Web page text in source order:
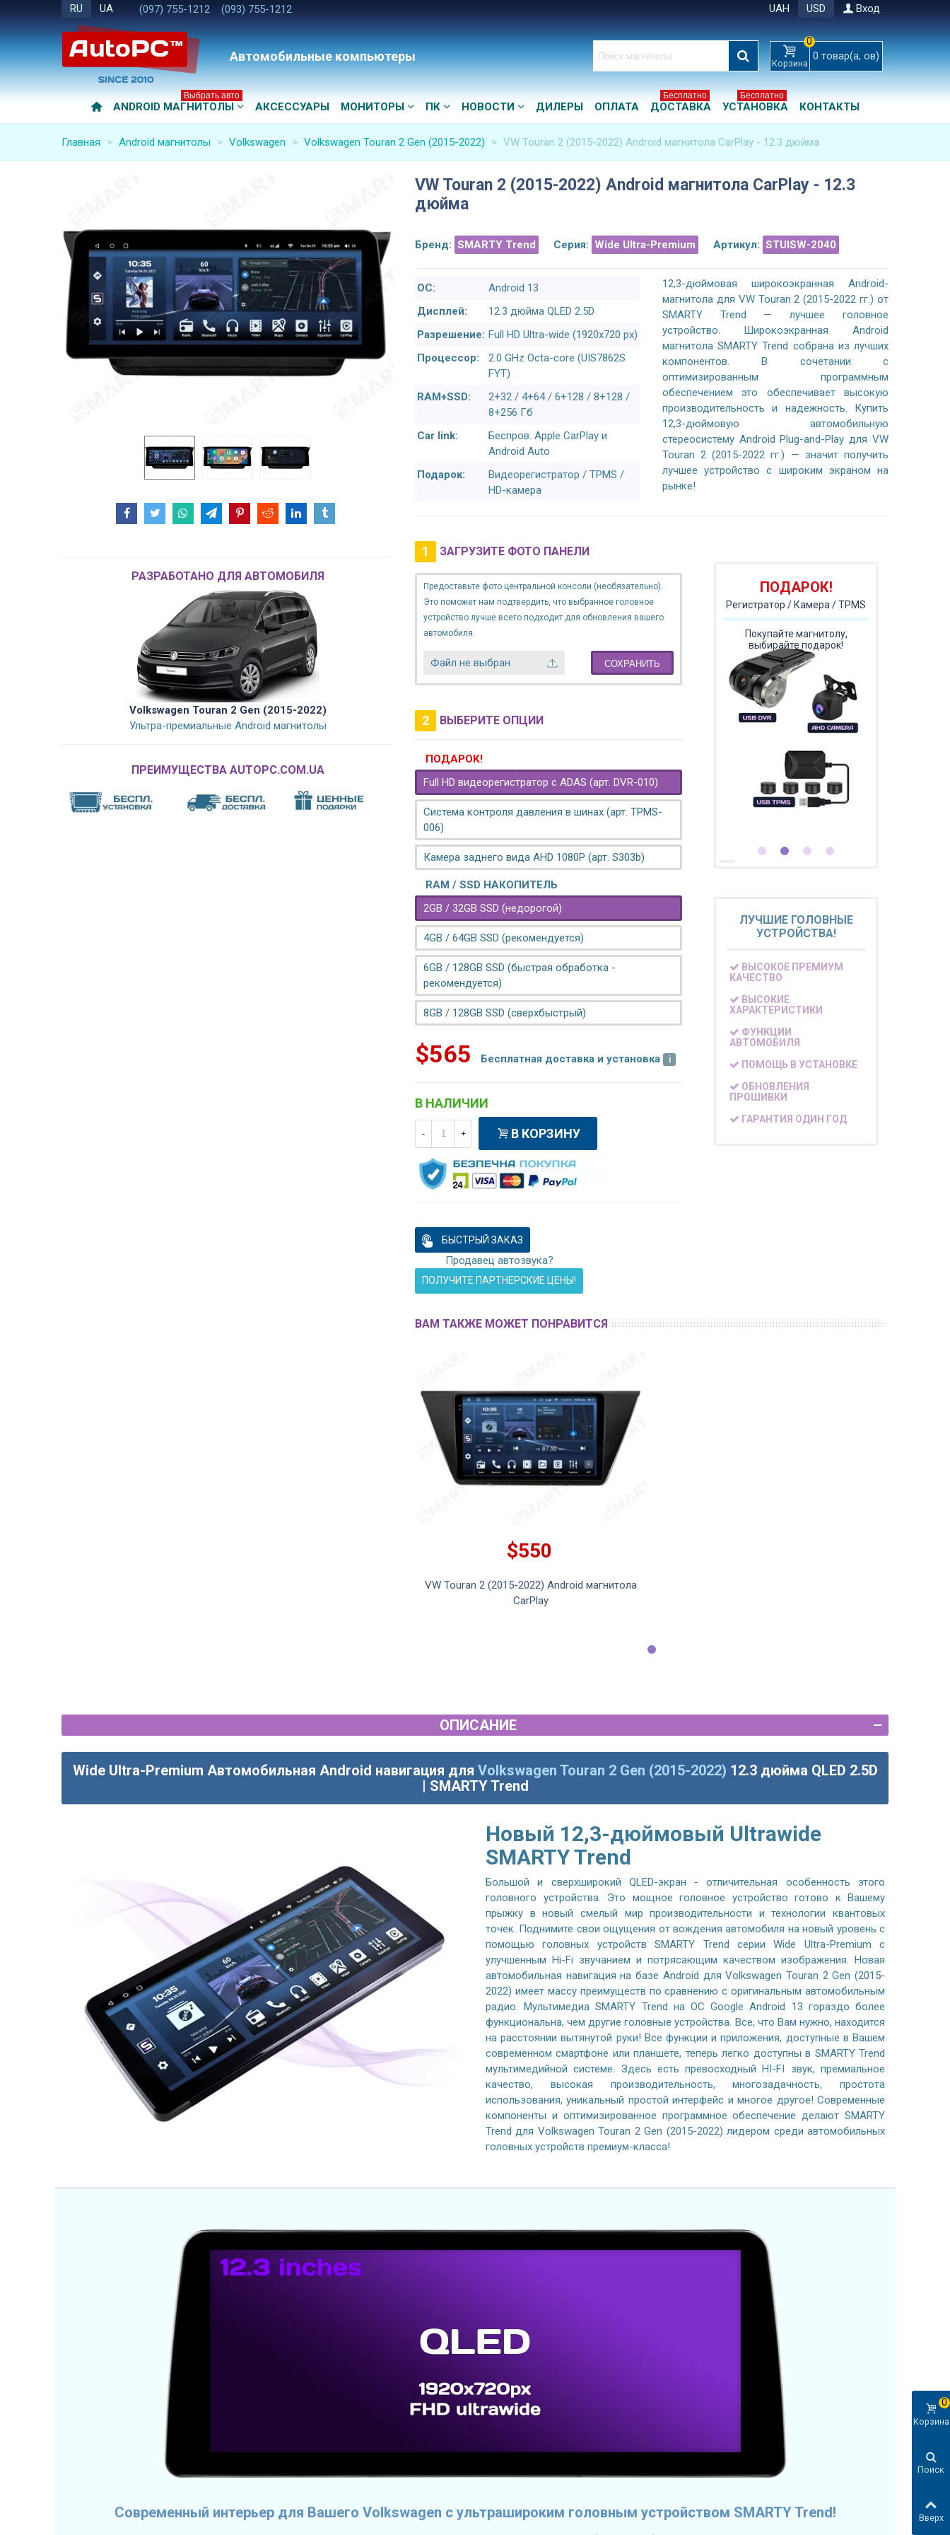
RU UA (097) 755-1212 (093) 755-1212 UAH USD Вход
Автомобильные компьютеры Корзина
0
0 товар(а, ов)
ANDROID МАГНИТОЛЫ
Выбрать авто
АКСЕССУАРЫ МОНИТОРЫ ПК НОВОСТИ ДИЛЕРЫ ОПЛАТА ДОСТАВКА
Бесплатно
УСТАНОВКА
Бесплатно
КОНТАКТЫ
Главная > Android магнитолы > Volkswagen > Volkswagen Touran 2 Gen (2015-2022) > VW Touran 2 (2015-2022) Android магнитола CarPlay - 12.3 дюйма
РАЗРАБОТАНО ДЛЯ АВТОМОБИЛЯ
Volkswagen Touran 2 Gen (2015-2022)
Ультра-премиальные Android магнитолы
ПРЕИМУЩЕСТВА AUTOPC.COM.UA
VW Touran 2 (2015-2022) Android магнитола CarPlay - 12.3
дюйма
Бренд: SMARTY Trend Серия: Wide Ultra-Premium Артикул: STUISW-2040
ОС:
Android 13
Дисплей:
12.3 дюйма QLED 2.5D
Разрешение: Full HD Ultra-wide (1920x720 px)
Процессор:
2.0 GHz Octa-core (UIS7862S
FYT)
RAM+SSD:
2+32 / 4+64 / 6+128 / 8+128 /
8+256 Гб
Car link:
Беспров. Apple CarPlay и
Android Auto
Подарок:
Видеорегистратор / TPMS /
HD-камера
12,3-дюймовая широкоэкранная Android-
магнитола для VW Touran 2 (2015-2022 гг.) от
SMARTY Trend — лучшее головное
устройство. Широкоэкранная Android
магнитола SMARTY Trend собрана из лучших
компонентов. В сочетании с
оптимизированным программным
обеспечением это обеспечивает высокую
производительность и надежность. Купить
12,3-дюймовую автомобильную
стереосистему Android Plug-and-Play для VW
Touran 2 (2015-2022 гг.) — значит получить
лучшее устройство с широким экраном на
рынке!
1 ЗАГРУЗИТЕ ФОТО ПАНЕЛИ
Предоставьте фото центральной консоли (необязательно).
Это поможет нам подтвердить, что выбранное головное
устройство лучше всего подходит для обновления вашего
автомобиля.
Файл не выбран СОХРАНИТЬ
2 ВЫБЕРИТЕ ОПЦИИ
ПОДАРОК!
Full HD видеорегистратор с ADAS (арт. DVR-010)
Система контроля давления в шинах (арт. TPMS-
006)
Камера заднего вида AHD 1080P (арт. S303b)
RAM / SSD НАКОПИТЕЛЬ
2GB / 32GB SSD (недорогой)
4GB / 64GB SSD (рекомендуется)
6GB / 128GB SSD (быстрая обработка -
рекомендуется)
8GB / 128GB SSD (сверхбыстрый)
$565 Бесплатная доставка и установка
В НАЛИЧИИ
- + В КОРЗИНУ
БЫСТРЫЙ ЗАКАЗ
Продавец автозвука?
ПОЛУЧИТЕ ПАРТНЕРСКИЕ ЦЕНЫ!
ПОДАРОК!
Регистратор / Камера / TPMS
Покупайте магнитолу,
выбирайте подарок!
ЛУЧШИЕ ГОЛОВНЫЕ
УСТРОЙСТВА!
ВЫСОКОЕ ПРЕМИУМ
КАЧЕСТВО
ВЫСОКИЕ
ХАРАКТЕРИСТИКИ
ФУНКЦИИ
АВТОМОБИЛЯ
ПОМОЩЬ В УСТАНОВКЕ
ОБНОВЛЕНИЯ
ПРОШИВКИ
ГАРАНТИЯ ОДИН ГОД
ВАМ ТАКЖЕ МОЖЕТ ПОНРАВИТСЯ
$550
VW Touran 2 (2015-2022) Android магнитола
CarPlay
ОПИСАНИЕ
Wide Ultra-Premium Автомобильная Android навигация для Volkswagen Touran 2 Gen (2015-2022) 12.3 дюйма QLED 2.5D
| SMARTY Trend
Новый 12,3-дюймовый Ultrawide
SMARTY Trend
Большой и сверхширокий QLED-экран - отличительная особенность этого
головного устройства. Это мощное головное устройство готово к Вашему
прыжку в новый смелый мир производительности и технологии квантовых
точек. Поднимите свои ощущения от вождения автомобиля на новый уровень с
помощью головных устройств SMARTY Trend серии Wide Ultra-Premium с
улучшенным Hi-Fi звучанием и потрясающим качеством изображения. Новая
автомобильная навигация на базе Android для Volkswagen Touran 2 Gen (2015-
2022) имеет массу преимуществ по сравнению с оригинальным автомобильным
радио. Мультимедиа SMARTY Trend на ОС Google Android 13 гораздо более
функциональна, чем другие головные устройства. Все, что Вам нужно, находится
на расстоянии вытянутой руки! Все функции и приложения, доступные в Вашем
современном смартфоне или планшете, теперь легко доступны в SMARTY Trend
мультимедийной системе. Здесь есть превосходный HI-FI звук, премиальное
качество, высокая производительность, многозадачность, простота
использования, уникальный простой интерфейс и многое другое! Современные
компоненты и оптимизированное программное обеспечение делают SMARTY
Trend для Volkswagen Touran 2 Gen (2015-2022) лидером среди автомобильных
головных устройств премиум-класса!
Современный интерьер для Вашего Volkswagen с ультрашироким головным устройством SMARTY Trend!
Корзина
0
Поиск
Вверх